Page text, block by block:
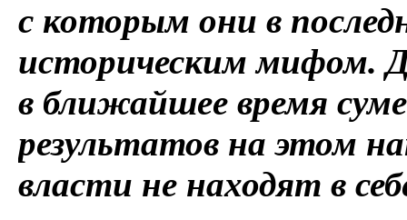
с которым они в
историческим мифом.
в ближайшее время
результатов на этом
власти не находят в